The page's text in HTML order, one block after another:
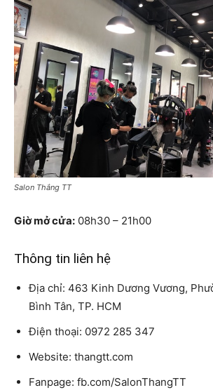
Salon Thắng TT
Giờ mở cửa: 08h30 – 21h00
Thông tin liên hệ
Địa chỉ: 463 Kinh Dương Vương,
Bình Tân, TP. HCM
Điện thoại: 0972 285 347
Website: thangtt.com
Fanpage: fb.com/SalonThangTT